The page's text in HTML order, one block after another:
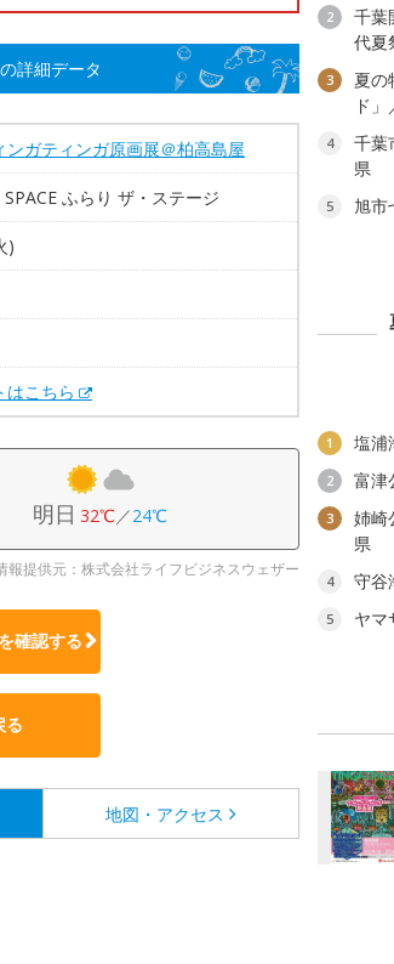
詳細データ
ガティンガ原画展＠柏高島屋
ふらり ザ・ステージ
)
はこちら
明日 32℃／24℃
報提供元：株式会社ライフビジネスウェザー
確認する
る
地図・アクセス
2
千葉
代夏
3
夏の
ド
4
千葉
県
5
旭市
1 塩浦
2 富津
3
姉崎
県
4 守谷
5
ヤマ